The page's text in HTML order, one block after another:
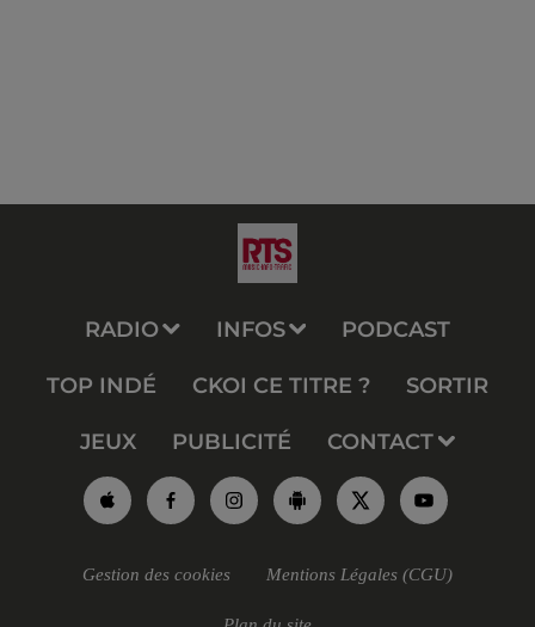
RADIO INFOS PODCAST
TOP INDÉ CKOI CE TITRE ? SORTIR
JEUX PUBLICITÉ CONTACT
Gestion des cookies Mentions Légales (CGU)